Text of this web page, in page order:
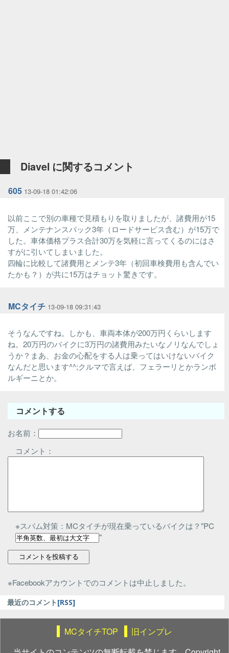
Diavel に関するコメント
605 13-09-18 01:42:06
以前ここで別の車種で見積もりを取りましたが、諸費用が15
万、メンテナンスパック3年（ロードサービス含む）が15万で
した。車体価格プラス合計30万を気軽に言ってくるのにはさ
すがに引いてしまいました。
四輪に比較して諸費用とメンテ3年（初回車検費用も含んでい
たかも？）が共に15万はチョット驚きです。
MCタイチ 13-09-18 09:31:43
そうなんですね。しかも、車両本体が200万円くらいします
ね。20万円のバイクに3万円の諸費用みたいなノリなんでしょ
うか？まあ、お金の心配をする人は乗ってはいけないバイク
なんだと思います^^;クルマで言えば、フェラーリとかランボ
ルギーニとか。
コメントする
お名前：
コメント：
※スパム対策：MCタイチが現在乗っているバイクは？"PC
"
※Facebookアカウントでのコメントは中止しました。
最近のコメント [RSS]
MCタイチTOP
旧インプレ